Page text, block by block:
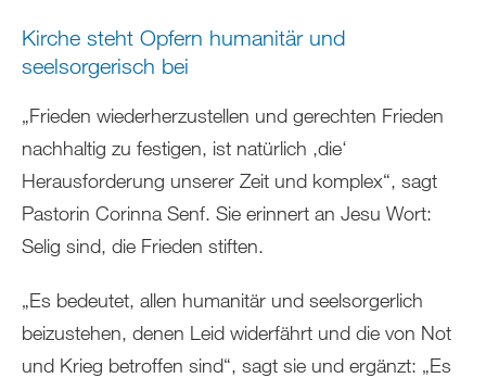
Kirche steht Opfern humanitär und
seelsorgerisch bei
„Frieden wiederherzustellen und gerechten Frieden
nachhaltig zu festigen, ist natürlich ‚die‘
Herausforderung unserer Zeit und komplex“, sagt
Pastorin Corinna Senf. Sie erinnert an Jesu Wort:
Selig sind, die Frieden stiften.
„Es bedeutet, allen humanitär und seelsorgerlich
beizustehen, denen Leid widerfährt und die von Not
und Krieg betroffen sind“, sagt sie und ergänzt: „Es